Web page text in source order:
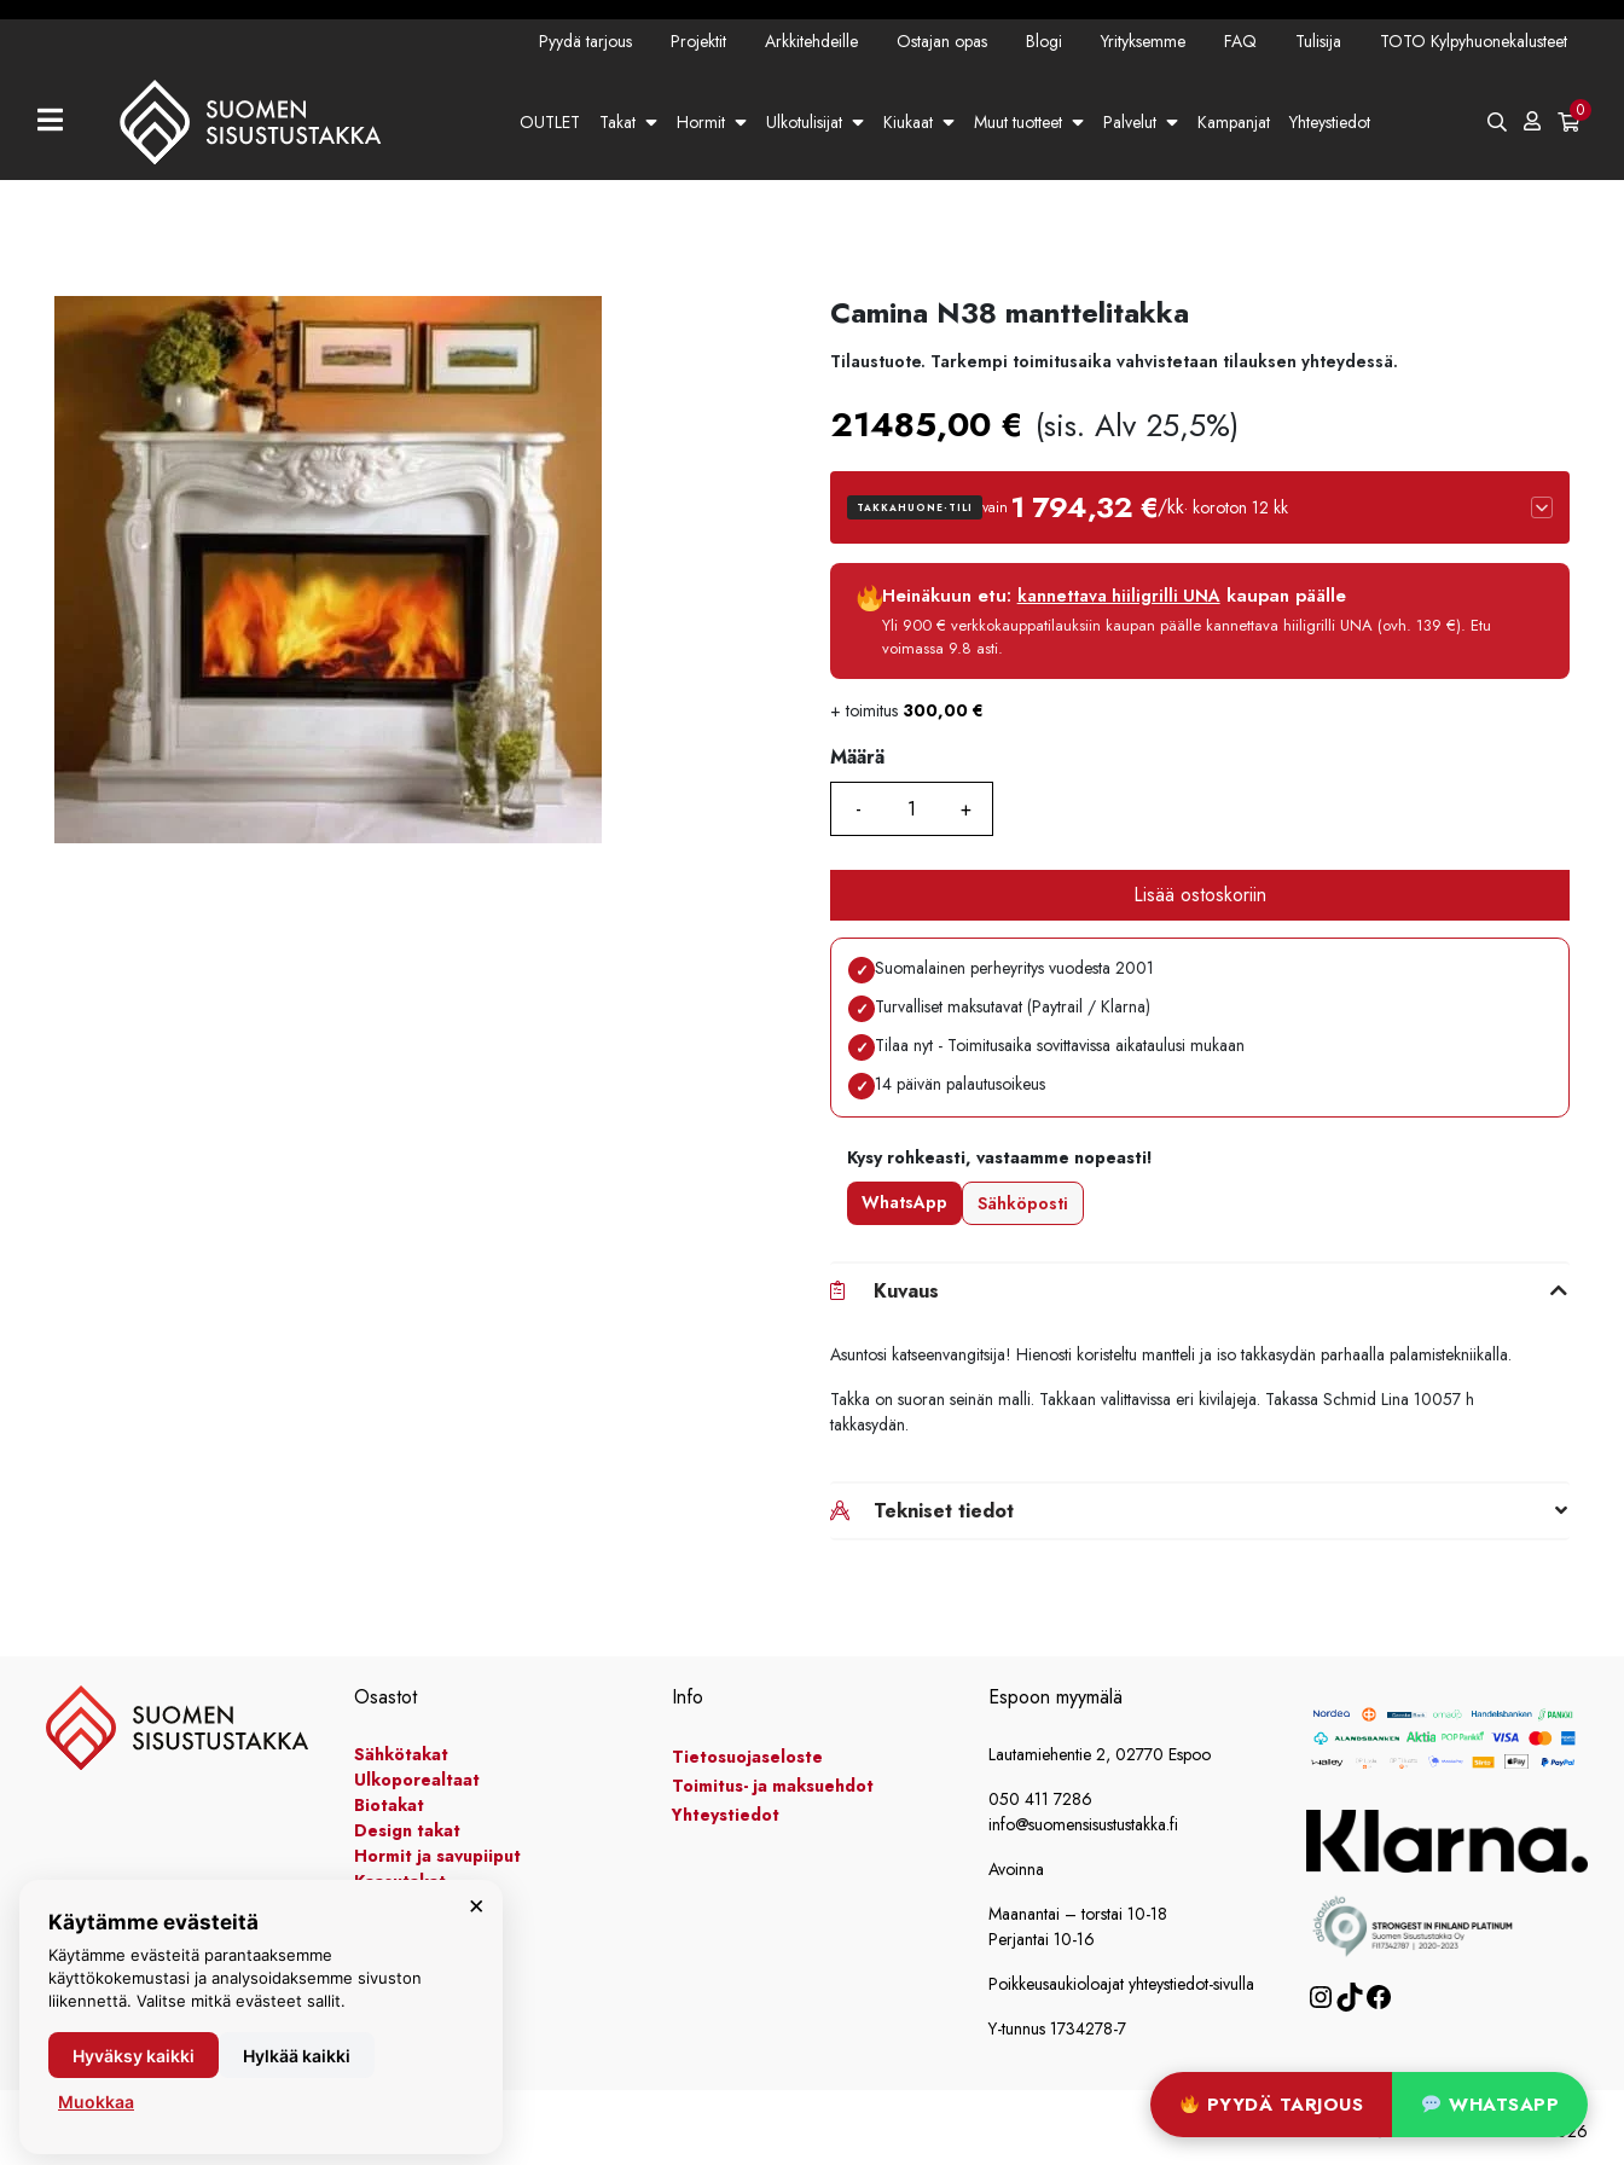
Kaikki tuotteet
Takat
Muut tuotteet
Kampanjat
Yhteystiedot
Pyydä tarjous
Projektit
Pyydä tarjous Projektit Arkkitehdeille Ostajan opas Blogi Yrityksemme FAQ Tulisija TOTO Kylpyhuonekalusteet
OUTLET Takat Hormit Ulkotulisijat Kiukaat Muut tuotteet Palvelut Kampanjat Yhteystiedot 0
Camina N38 manttelitakka
Tilaustuote. Tarkempi toimitusaika vahvistetaan tilauksen yhteydessä.
21485,00 € (sis. Alv 25,5%)
TAKKAHUONE-TILI vain 1 794,32 €/kk· koroton 12 kk
Luottoaika
Korko
Käsittelymaksu
Heinäkuun etu: kannettava hiiligrilli UNAkaupan päälle
Yli 900 € verkkokauppatilauksiin kaupan päälle kannettava hiiligrilli UNA (ovh. 139 €). Etu
voimassa 9.8 asti.
+ toimitus 300,00 €
Määrä
Määrä
Lisää ostoskoriin
✓ Suomalainen perheyritys vuodesta 2001
✓ Turvalliset maksutavat (Paytrail / Klarna)
✓ Tilaa nyt - Toimitusaika sovittavissa aikataulusi mukaan
✓ 14 päivän palautusoikeus
Kysy rohkeasti, vastaamme nopeasti!
WhatsApp
Sähköposti
Kuvaus
Asuntosi katseenvangitsija! Hienosti koristeltu mantteli ja iso takkasydän parhaalla palamistekniikalla.
Takka on suoran seinän malli. Takkaan valittavissa eri kivilajeja. Takassa Schmid Lina 10057 h
takkasydän.
Tekniset tiedot
Osastot
Sähkötakat
Ulkoporealtaat
Biotakat
Design takat
Hormit ja savupiiput
Kaasutakat
Kiertoilmatakat
Info
Tietosuojaseloste
Toimitus- ja maksuehdot
Yhteystiedot
Espoon myymälä
Lautamiehentie 2, 02770 Espoo
050 411 7286
info@suomensisustustakka.fi
Avoinna
Maanantai – torstai 10-18
Perjantai 10-16
Poikkeusaukioloajat yhteystiedot-sivulla
Y-tunnus 1734278-7
Instagram
TikTok
© Suomen Sisustustakka 2026
PYYDÄ TARJOUS WHATSAPP
×
Käytämme evästeitä
Käytämme evästeitä parantaaksemme
käyttökokemustasi ja analysoidaksemme sivuston
liikennettä. Valitse mitkä evästeet sallit.
Hyväksy kaikki Hylkää kaikki
Muokkaa